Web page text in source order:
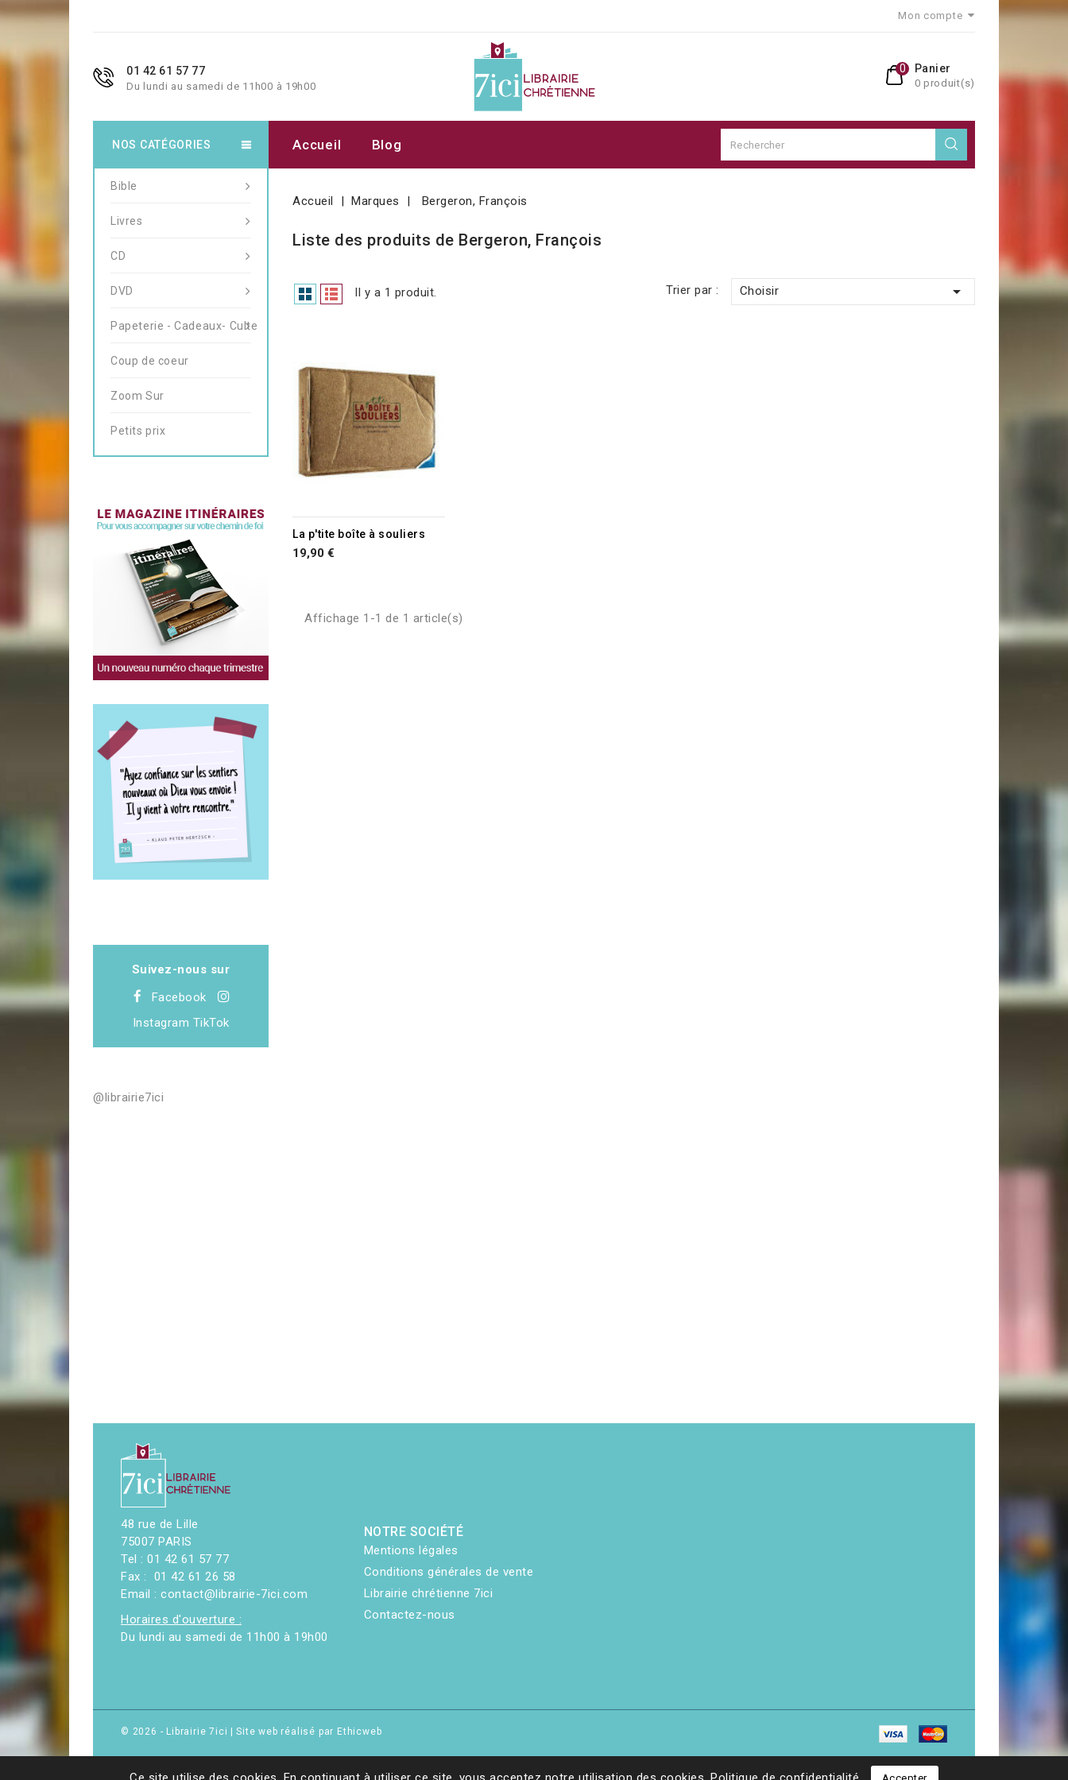
Mon compte
01 42 61 57 77
Du lundi au samedi de 11h00 à 19h00
Panier
0 produit(s)
0
Accueil Blog
NOS CATÉGORIES
Bible
Livres
CD
DVD
Papeterie - Cadeaux- Culte
Coup de coeur
Zoom Sur
Petits prix
Suivez-nous sur
Facebook
Instagram TikTok
@librairie7ici
Accueil Marques Bergeron, François
Liste des produits de Bergeron, François
Il y a 1 produit. Trier par : Choisir 
La p'tite boîte à souliers
19,90 €
Affichage 1-1 de 1 article(s)
48 rue de Lille
75007 PARIS
Tel : 01 42 61 57 77
Fax : 01 42 61 26 58
Email : contact@librairie-7ici.com
Horaires d'ouverture :
Du lundi au samedi de 11h00 à 19h00
NOTRE SOCIÉTÉ
Mentions légales
Conditions générales de vente
Librairie chrétienne 7ici
Contactez-nous
© 2026 - Librairie 7ici |Site web réalisé par Ethicweb